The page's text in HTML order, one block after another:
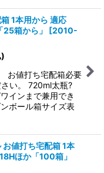
1本用から 適応
箱から」
[2010-
お値打ち宅配箱必要
い。 720ml太瓶?
インまで兼用でき
ボール箱サイズ表
値打ち宅配箱 1本
ほか「100箱」